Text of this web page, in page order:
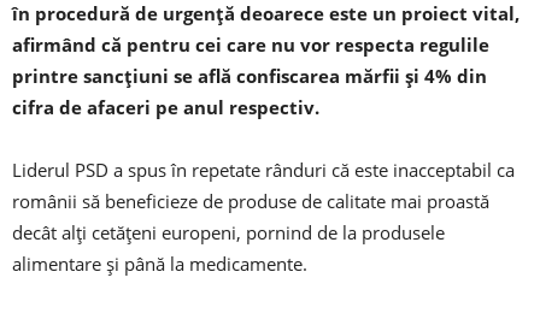
în procedură de urgenţă deoarece este un proiect vital,
afirmând că pentru cei care nu vor respecta regulile
printre sancţiuni se află confiscarea mărfii şi 4% din
cifra de afaceri pe anul respectiv.
Liderul PSD a spus în repetate rânduri că este inacceptabil ca
românii să beneficieze de produse de calitate mai proastă
decât alţi cetăţeni europeni, pornind de la produsele
alimentare şi până la medicamente.